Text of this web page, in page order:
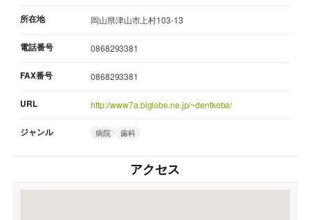
所在地 岡山県津山市上村103-13
電話番号 0868293381
FAX番号 0868293381
URL http://www7a.biglobe.ne.jp/~dentkoba/
ジャンル 病院 歯科
アクセス